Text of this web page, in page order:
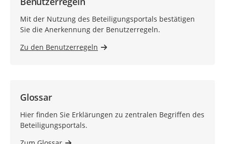
Mit der Nutzung des Beteiligungsportals bestätigen
Sie die Anerkennung der Benutzerregeln.
Zu den Benutzerregeln
Glossar
Hier finden Sie Erklärungen zu zentralen Begriffen des
Beteiligungsportals.